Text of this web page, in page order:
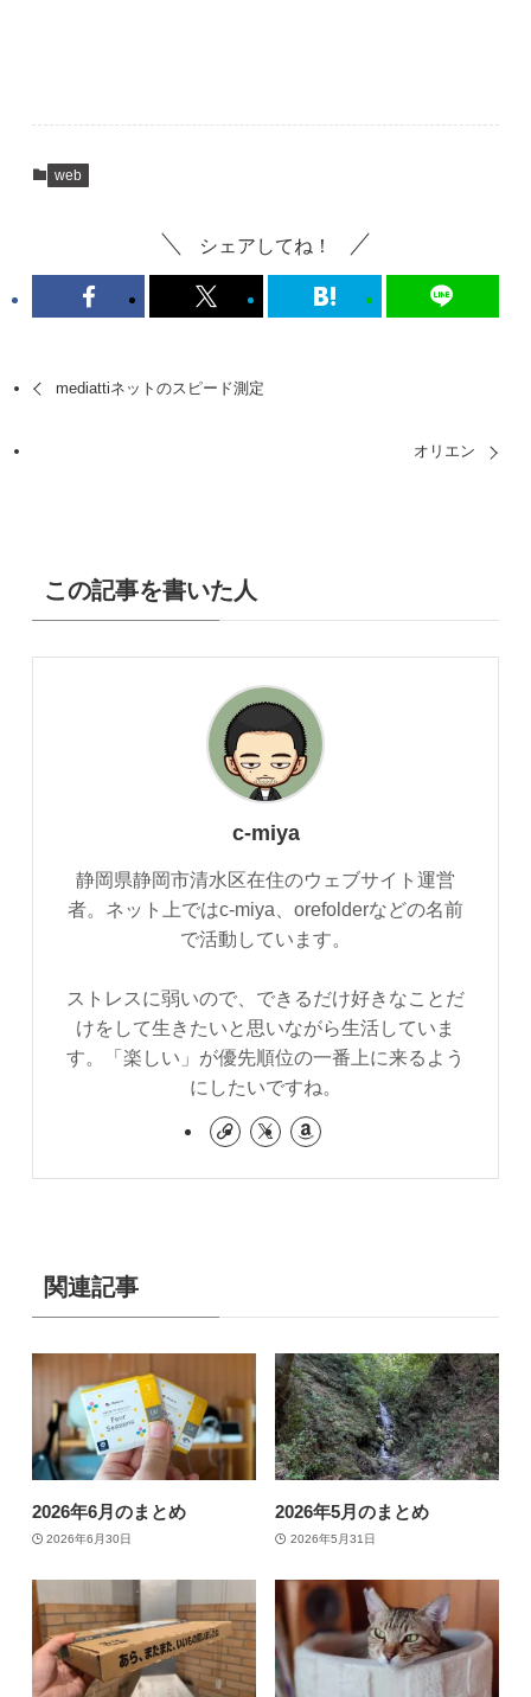
web
シェアしてね！
mediattiネットのスピード測定
オリエン
この記事を書いた人
c-miya
静岡県静岡市清水区在住のウェブサイト運営
者。ネット上ではc-miya、orefolderなどの名前
で活動しています。
ストレスに弱いので、できるだけ好きなことだ
けをして生きたいと思いながら生活していま
す。「楽しい」が優先順位の一番上に来るよう
にしたいですね。
関連記事
2026年6月のまとめ
2026年6月30日
2026年5月のまとめ
2026年5月31日